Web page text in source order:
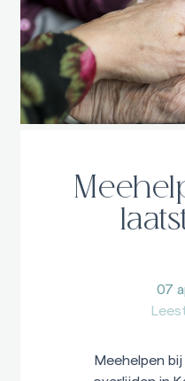
07
Meehelpen